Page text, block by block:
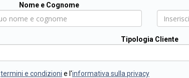
Nome e Cognome
Tipologia Cliente
termini e condizioni e l'informativa sulla privacy